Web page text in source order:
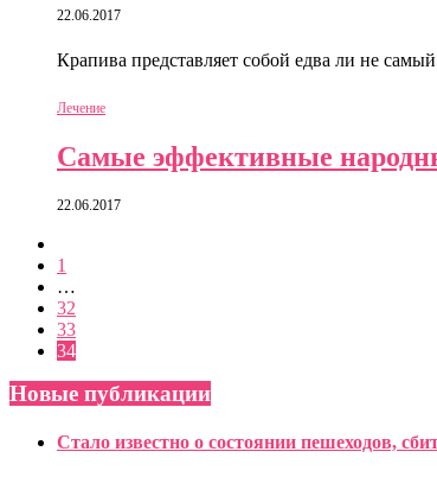
22.06.2017
Крапива представляет собой едва ли не
Лечение
Самые эффективные
22.06.2017
1
…
32
33
34
Новые публикации
Стало известно о состоянии пешеходов,